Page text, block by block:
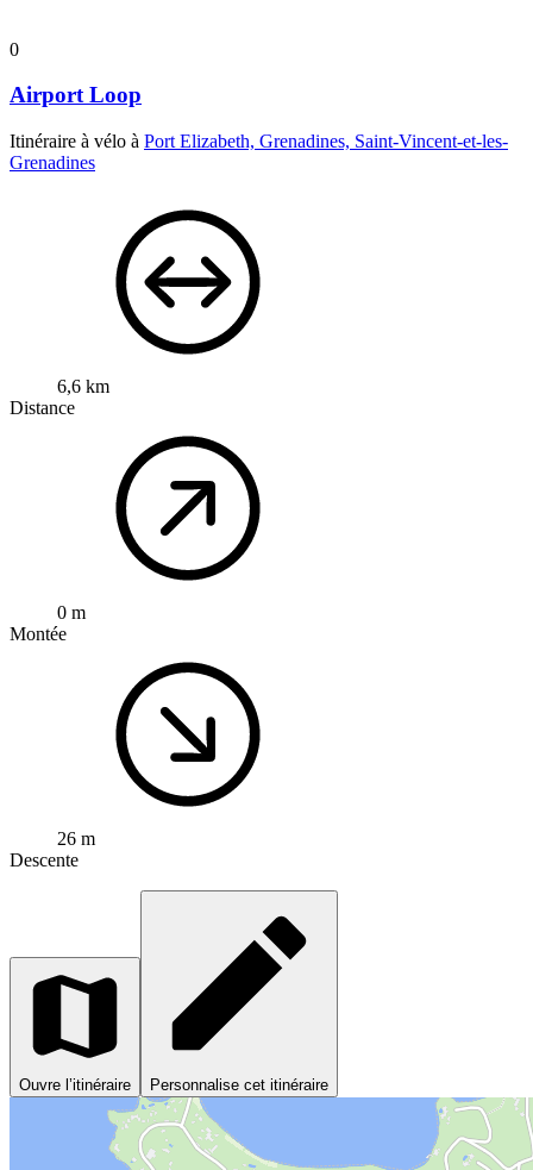
0
Airport Loop
Itinéraire à vélo à Port Elizabeth, Grenadines, Saint-Vincent-et-les-
Grenadines
6,6 km
Distance
0 m
Montée
26 m
Descente
Ouvre l’itinéraire Personnalise cet itinéraire